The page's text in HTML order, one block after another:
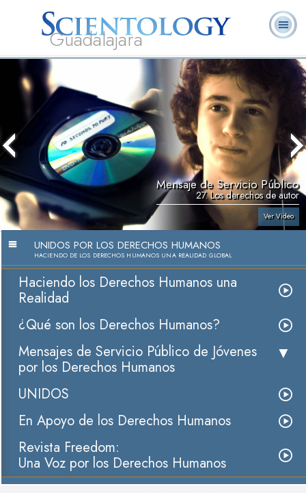
Guadalajara
L. Ronald
Hubbard
Ministros
Voluntarios
Preguntas
Frecuentes
Libros
Mensaje de Servicio Público
27. Los derechos de autor
Ver Video
UNIDOS POR LOS DERECHOS HUMANOS
HACIENDO DE LOS DERECHOS HUMANOS UNA REALIDAD GLOBAL
Haciendo los Derechos Humanos una
Realidad
¿Qué son los Derechos Humanos?
Mensajes de Servicio Público de Jóvenes
por los Derechos Humanos
UNIDOS
En Apoyo de los Derechos Humanos
Revista Freedom:
Una Voz por los Derechos Humanos